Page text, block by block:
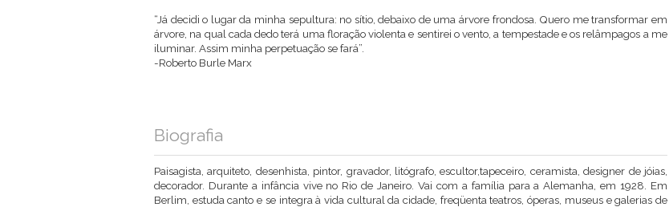
“Já decidi o lugar da minha sepultura: no sítio, debaixo de uma árvore frondosa. Quero me transformar em
árvore, na qual cada dedo terá uma floração violenta e sentirei o vento, a tempestade e os relâmpagos a me
iluminar. Assim minha perpetuação se fará”.
-Roberto Burle Marx
Biografia
Paisagista, arquiteto, desenhista, pintor, gravador, litógrafo, escultor,tapeceiro, ceramista, designer de jóias,
decorador. Durante a infância vive no Rio de Janeiro. Vai com a família para a Alemanha, em 1928. Em
Berlim, estuda canto e se integra à vida cultural da cidade, freqüenta teatros, óperas, museus e galerias de